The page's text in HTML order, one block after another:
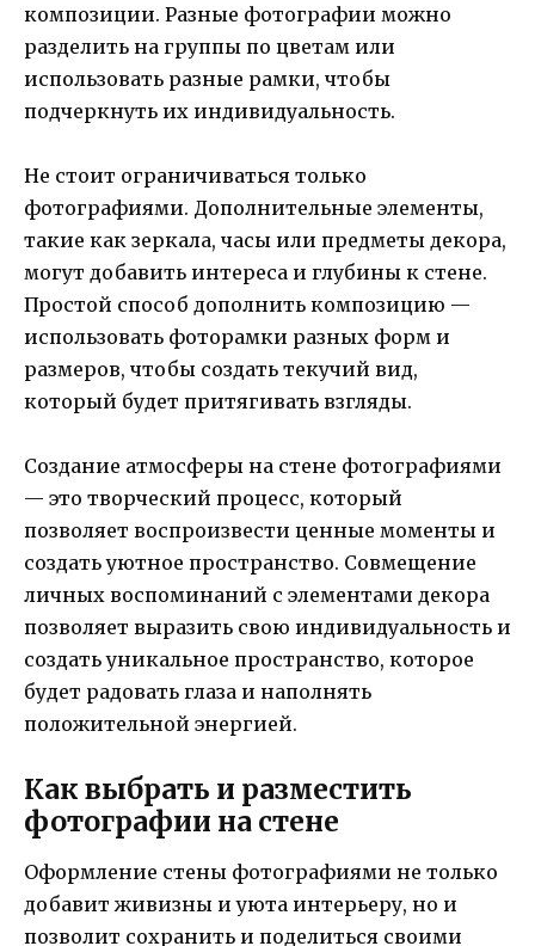
композиции. Разные фотографии можно
разделить на группы по цветам или
использовать разные рамки, чтобы
подчеркнуть их индивидуальность.
Не стоит ограничиваться только
фотографиями. Дополнительные элементы,
такие как зеркала, часы или предметы декора,
могут добавить интереса и глубины к стене.
Простой способ дополнить композицию —
использовать фоторамки разных форм и
размеров, чтобы создать текучий вид,
который будет притягивать взгляды.
Создание атмосферы на стене фотографиями
— это творческий процесс, который
позволяет воспроизвести ценные моменты и
создать уютное пространство. Совмещение
личных воспоминаний с элементами декора
позволяет выразить свою индивидуальность и
создать уникальное пространство, которое
будет радовать глаза и наполнять
положительной энергией.
Как выбрать и разместить
фотографии на стене
Оформление стены фотографиями не только
добавит живизны и уюта интерьеру, но и
позволит сохранить и поделиться своими